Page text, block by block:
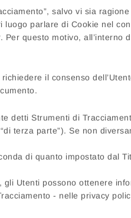
salvo vi sia
parlare di Cookie nel
questo motivo, all’interno
il consenso
detti Strumenti di
terza parte”). Se non
di quanto impostato dal
Utenti possono ottenere
- nelle privacy